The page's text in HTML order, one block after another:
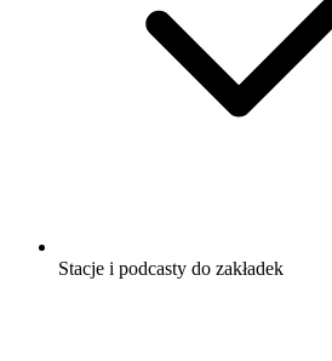
Stacje i podcasty do zakładek